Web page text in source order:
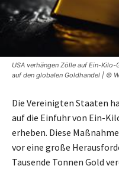
USA verhängen Zölle auf Ein-
auf den globalen Goldhandel | ©
Die Vereinigten Staaten
auf die Einfuhr von Ein-
erheben. Diese
vor eine große
Tausende Tonnen Gold